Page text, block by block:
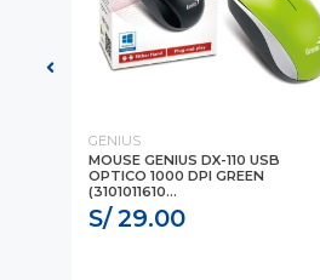
GENIUS
MOUSE GENIUS DX-110 USB
OPTICO 1000 DPI GREEN
(3101011610...
S/ 29.00